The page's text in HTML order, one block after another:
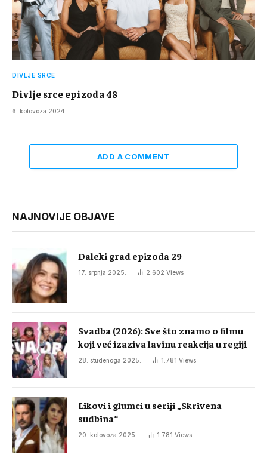
DIVLJE SRCE
Divlje srce epizoda 48
6. kolovoza 2024.
ADD A COMMENT
NAJNOVIJE OBJAVE
Daleki grad epizoda 29
17. srpnja 2025. 2.602 Views
Svadba (2026): Sve što znamo o filmu
koji već izaziva lavinu reakcija u regiji
28. studenoga 2025. 1.781 Views
Likovi i glumci u seriji „Skrivena
sudbina“
20. kolovoza 2025. 1.781 Views